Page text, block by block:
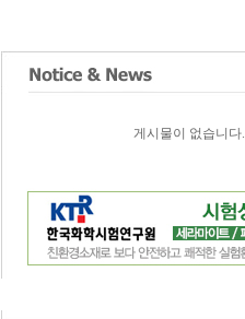
게시물이 없습니다.